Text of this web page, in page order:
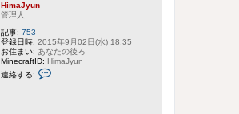
HimaJyun
管理人
記事: 753
登録日時: 2015年9月02日(水) 18:35
お住まい: あなたの後ろ
MinecraftID: HimaJyun
連絡する: